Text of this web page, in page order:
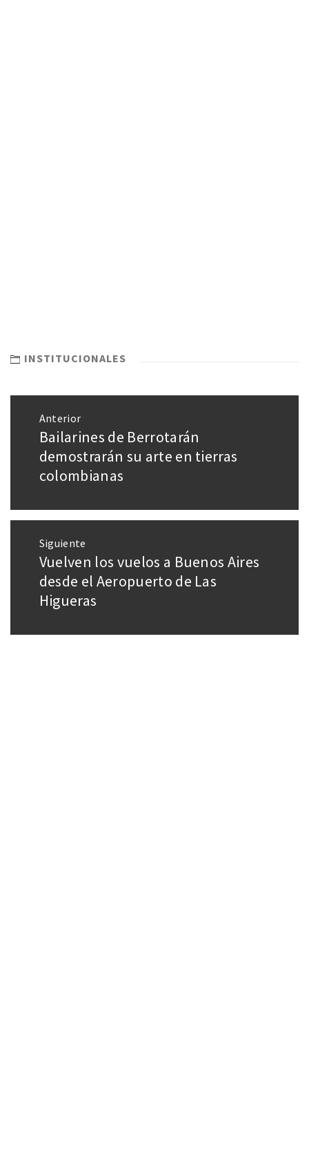
INSTITUCIONALES
Anterior
Bailarines de Berrotarán
demostrarán su arte en tierras
colombianas
Siguiente
Vuelven los vuelos a Buenos Aires
desde el Aeropuerto de Las
Higueras